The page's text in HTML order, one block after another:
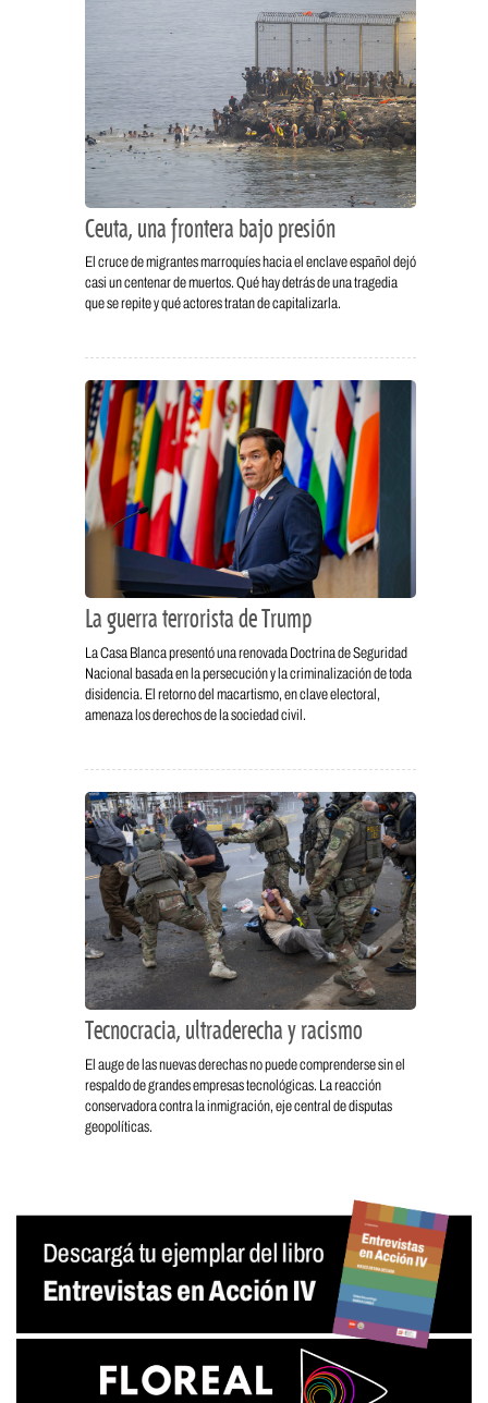
Ceuta, una frontera bajo presión
El cruce de migrantes marroquíes hacia el enclave español dejó
casi un centenar de muertos. Qué hay detrás de una tragedia
que se repite y qué actores tratan de capitalizarla.
La guerra terrorista de Trump
La Casa Blanca presentó una renovada Doctrina de Seguridad
Nacional basada en la persecución y la criminalización de toda
disidencia. El retorno del macartismo, en clave electoral,
amenaza los derechos de la sociedad civil.
Tecnocracia, ultraderecha y racismo
El auge de las nuevas derechas no puede comprenderse sin el
respaldo de grandes empresas tecnológicas. La reacción
conservadora contra la inmigración, eje central de disputas
geopolíticas.